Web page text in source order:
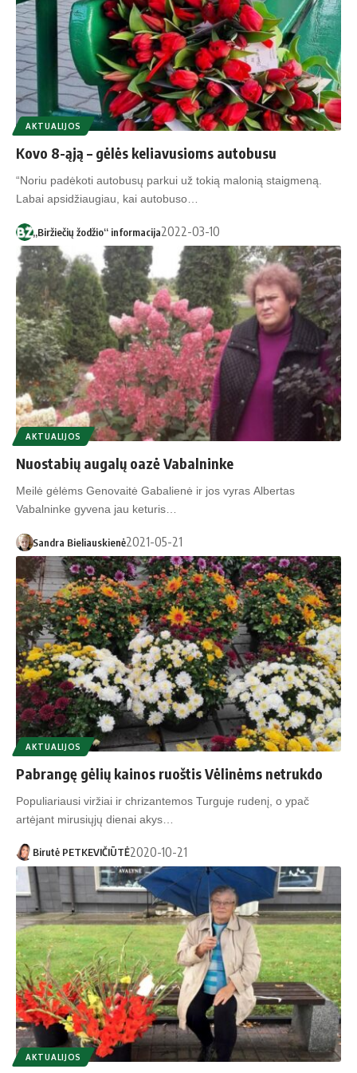
AKTUALIJOS
Kovo 8-ąją – gėlės keliavusioms autobusu
“Noriu padėkoti autobusų parkui už tokią malonią staigmeną.
Labai apsidžiaugiau, kai autobuso…
„Biržiečių žodžio“ informacija2022-03-10
AKTUALIJOS
Nuostabių augalų oazė Vabalninke
Meilė gėlėms Genovaitė Gabalienė ir jos vyras Albertas
Vabalninke gyvena jau keturis…
Sandra Bieliauskienė2021-05-21
AKTUALIJOS
Pabrangę gėlių kainos ruoštis Vėlinėms netrukdo
Populiariausi viržiai ir chrizantemos Turguje rudenį, o ypač
artėjant mirusiųjų dienai akys…
Birutė PETKEVIČIŪTĖ2020-10-21
AKTUALIJOS